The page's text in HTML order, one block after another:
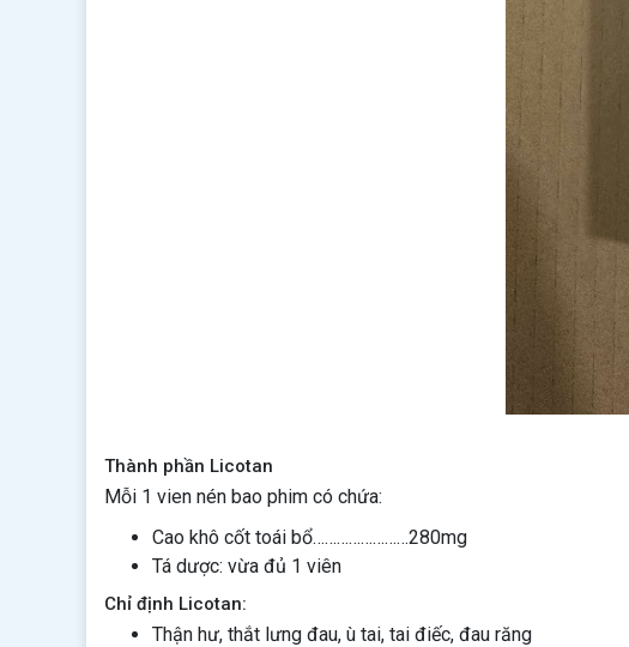
Thành phần Licotan
Mỗi 1 vien nén bao phim có chứa:
Cao khô cốt toái bổ……………………280mg
Tá dược: vừa đủ 1 viên
Chỉ định Licotan:
Thận hư, thắt lưng đau, ù tai, tai điếc, đau răng